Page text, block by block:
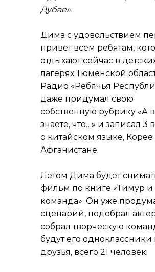
Дубае».
Дима с удовольствием
привет всем ребятам,
отдыхают сейчас в
лагерях Тюменской
Радио «Ребячья
даже придумал свою
собственную рубрику «А
знаете, что…» и записал 3
о китайском языке, Корее
Афганистане.
Летом Дима будет
фильм по книге «Тимур и
команда». Он уже
сценарий, подобрал
собрал творческую
будут его одноклассники
друзья, всего 21 человек.